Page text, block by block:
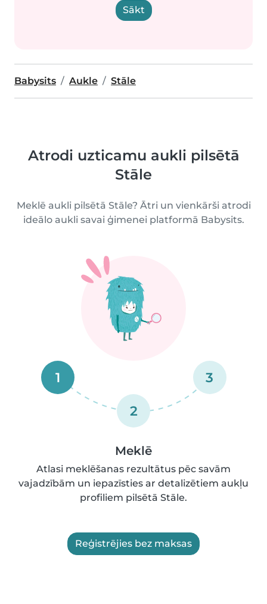
Sākt
Babysits Aukle Stāle
Atrodi uzticamu aukli pilsētā
Stāle
Meklē aukli pilsētā Stāle? Ātri un vienkārši atrodi
ideālo aukli savai ģimenei platformā Babysits.
1
2
3
Meklē
Atlasi meklēšanas rezultātus pēc savām
vajadzībām un iepazīsties ar detalizētiem aukļu
profiliem pilsētā Stāle.
Reģistrējies bez maksas